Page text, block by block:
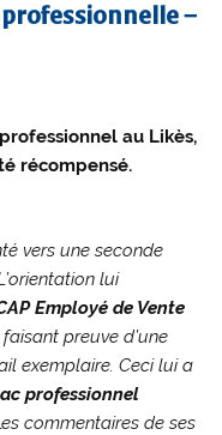
–
au Likès,
récompensé.
vers une seconde
lui
Employé de Vente
preuve d’une
exemplaire. Ceci lui a
professionnel
commentaires de ses